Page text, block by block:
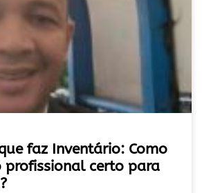
faz Inventário: Como
profissional certo para